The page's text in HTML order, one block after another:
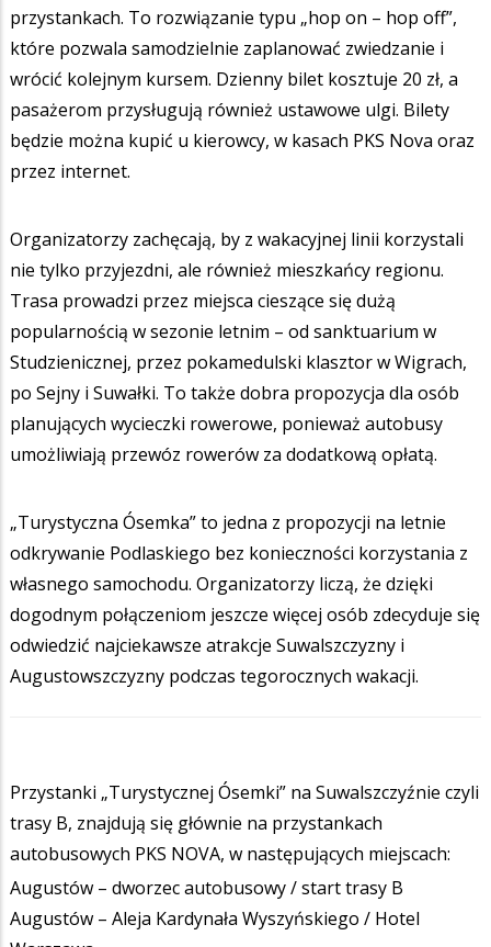
przystankach. To rozwiązanie typu „hop on – hop off”,
które pozwala samodzielnie zaplanować zwiedzanie i
wrócić kolejnym kursem. Dzienny bilet kosztuje 20 zł, a
pasażerom przysługują również ustawowe ulgi. Bilety
będzie można kupić u kierowcy, w kasach PKS Nova oraz
przez internet.
Organizatorzy zachęcają, by z wakacyjnej linii korzystali
nie tylko przyjezdni, ale również mieszkańcy regionu.
Trasa prowadzi przez miejsca cieszące się dużą
popularnością w sezonie letnim – od sanktuarium w
Studzienicznej, przez pokamedulski klasztor w Wigrach,
po Sejny i Suwałki. To także dobra propozycja dla osób
planujących wycieczki rowerowe, ponieważ autobusy
umożliwiają przewóz rowerów za dodatkową opłatą.
„Turystyczna Ósemka” to jedna z propozycji na letnie
odkrywanie Podlaskiego bez konieczności korzystania z
własnego samochodu. Organizatorzy liczą, że dzięki
dogodnym połączeniom jeszcze więcej osób zdecyduje się
odwiedzić najciekawsze atrakcje Suwalszczyzny i
Augustowszczyzny podczas tegorocznych wakacji.
Przystanki „Turystycznej Ósemki” na Suwalszczyźnie czyli
trasy B, znajdują się głównie na przystankach
autobusowych PKS NOVA, w następujących miejscach:
Augustów – dworzec autobusowy / start trasy B
Augustów – Aleja Kardynała Wyszyńskiego / Hotel